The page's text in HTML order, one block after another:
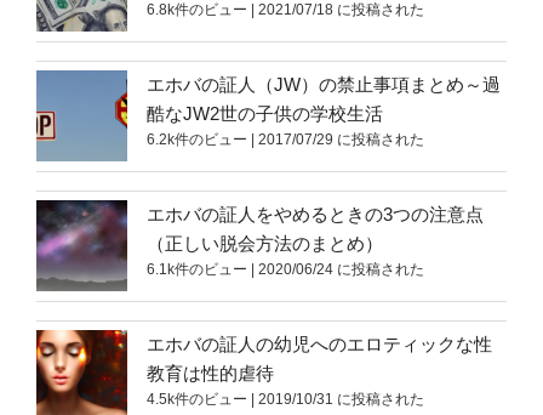
6.8k件のビュー 2021/07/18 に投稿された
エホバの証人（JW）の禁止事項まとめ～過
酷なJW2世の子供の学校生活
6.2k件のビュー 2017/07/29 に投稿された
エホバの証人をやめるときの3つの注意点
（正しい脱会方法のまとめ）
6.1k件のビュー 2020/06/24 に投稿された
エホバの証人の幼児へのエロティックな性
教育は性的虐待
4.5k件のビュー 2019/10/31 に投稿された